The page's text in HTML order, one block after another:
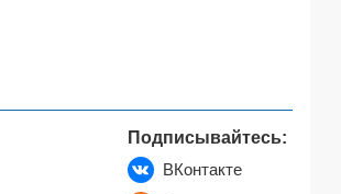
Подписывайтесь:
ВКонтакте